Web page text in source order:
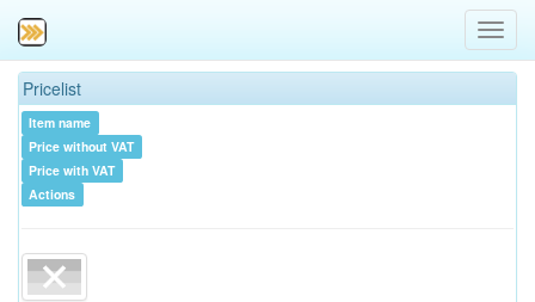
Pricelist
Item name
Price without VAT
Price with VAT
Actions